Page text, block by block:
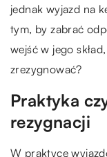
jednak wyjazd na
tym, by zabrać
wejść w jego
zrezygnować?
Praktyka
rezygnacji
W praktyce